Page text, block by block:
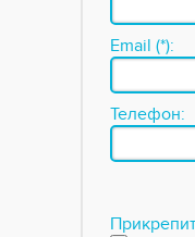
Email (*):
Телефон: